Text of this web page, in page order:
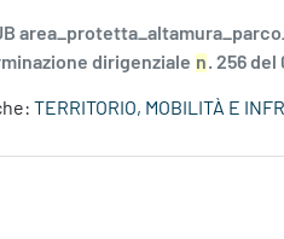
dirigenziale n. 256
TERRITORIO, MOBILITÀ E